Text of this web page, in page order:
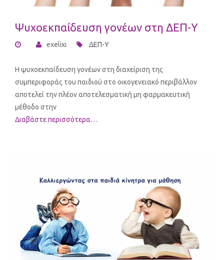
Ψυχοεκπαίδευση γονέων στη ΔΕΠ-Υ
exelixi ΔΕΠ-Υ
H ψυχοεκπαίδευση γονέων στη διαχείριση της
συμπεριφοράς του παιδιού στο οικογενειακό περιβάλλον
αποτελεί την πλέον αποτελεσματική μη φαρμακευτική
μέθοδο στην
Διαβάστε περισσότερα…